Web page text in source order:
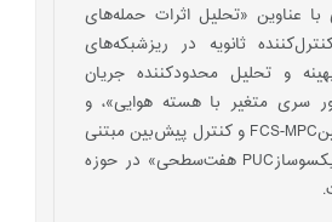
با عناوین‌ «تحلیل اثرات حمله‌های
ثانویه در ریزشبکه‌های
و تحلیل محدود­کننده جریان
سری متغیر با هسته هوایی»، و
«مقایسه کنترل پیش‌بینFCS-MPC و کنترل پیش‌بین مبتنی
بر تئوری لیاپانوف در یکسوسازPUC هفت‌سطحی»‌ در حوزه